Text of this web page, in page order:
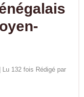
Lu 132 fois Rédigé par